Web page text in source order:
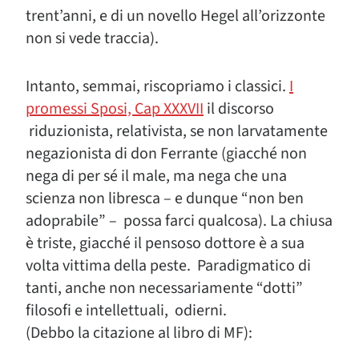
trent’anni, e di un novello Hegel all’orizzonte
non si vede traccia).
Intanto, semmai, riscopriamo i classici.I
promessi Sposi, Cap XXXVIIil discorso
riduzionista, relativista, se non larvatamente
negazionista di don Ferrante (giacché non
nega di per sé il male, ma nega che una
scienza non libresca – e dunque “non ben
adoprabile” – possa farci qualcosa). La chiusa
è triste, giacché il pensoso dottore è a sua
volta vittima della peste. Paradigmatico di
tanti, anche non necessariamente “dotti”
filosofi e intellettuali, odierni.
(Debbo la citazione al libro di MF):